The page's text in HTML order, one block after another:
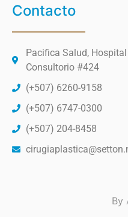
Contacto
Pacifica Salud,
Consultorio #424
(+507) 6260-9158
(+507) 6747-0300
(+507) 204-8458
By